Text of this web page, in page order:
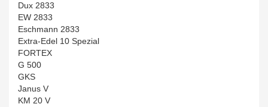
Dux 2833
EW 2833
Eschmann 2833
Extra-Edel 10 Spezial
FORTEX
G 500
GKS
Janus V
KM 20 V